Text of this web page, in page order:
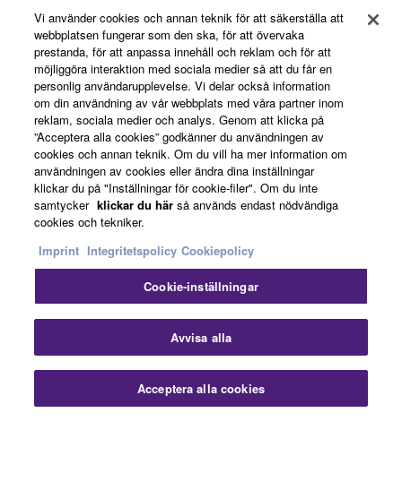
Registrering för Yamaha Music ID
Om Yamaha
Sverige - Swedish
Business
Villkor Imprint
Vi använder cookies och annan teknik för att säkerställa att
webbplatsen fungerar som den ska, för att övervaka
prestanda, för att anpassa innehåll och reklam och för att
möjliggöra interaktion med sociala medier så att du får en
personlig användarupplevelse. Vi delar också information
om din användning av vår webbplats med våra partner inom
reklam, sociala medier och analys. Genom att klicka på
”Acceptera alla cookies” godkänner du användningen av
cookies och annan teknik. Om du vill ha mer information om
användningen av cookies eller ändra dina inställningar
klickar du på "Inställningar för cookie-filer". Om du inte
samtycker klickar du här så används endast nödvändiga
cookies och tekniker.
Imprint Integritetspolicy Cookiepolicy
Cookie-inställningar
Avvisa alla
Acceptera alla cookies